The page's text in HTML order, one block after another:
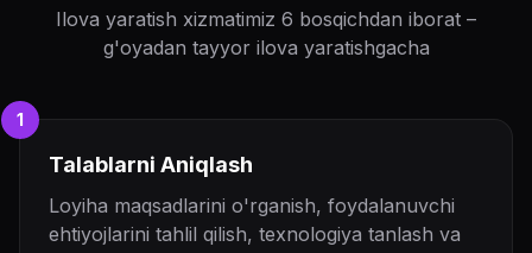
Ilova yaratish xizmatimiz 6 bosqichdan iborat –
g'oyadan tayyor ilova yaratishgacha
1
Talablarni Aniqlash
Loyiha maqsadlarini o'rganish, foydalanuvchi
ehtiyojlarini tahlil qilish, texnologiya tanlash va